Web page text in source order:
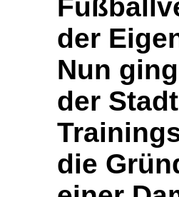
der
Nun
der
die